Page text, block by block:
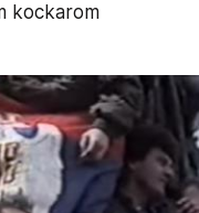
kockarom